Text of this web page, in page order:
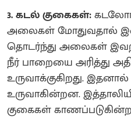
3. கடல் குகைகள்:
அலைகள் மோதுவதால்
தொடர்ந்து அலைகள்
நீர் பாறையை அரித்து
உருவாக்குகிறது.
உருவாகின்றன.
குகைகள்